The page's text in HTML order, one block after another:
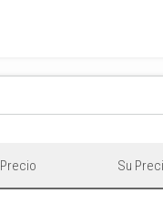
Precio Su